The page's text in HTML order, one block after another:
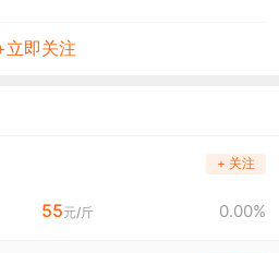
立即关注
+ 关注
55元/斤 0.00%